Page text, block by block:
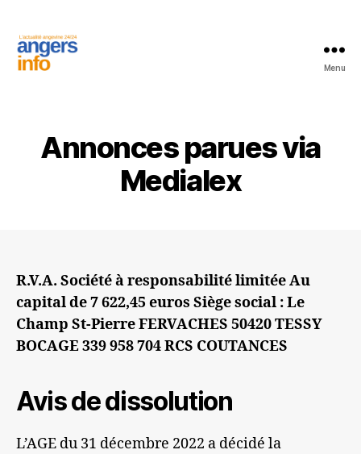
Judiciaires
Menu
Annonces parues via
Medialex
R.V.A. Société à responsabilité limitée Au
capital de 7 622,45 euros Siège social : Le
Champ St-Pierre FERVACHES 50420 TESSY
BOCAGE 339 958 704 RCS COUTANCES
Avis de dissolution
L’AGE du 31 décembre 2022 a décidé la